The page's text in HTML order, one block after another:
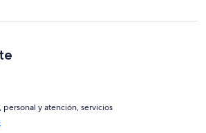
personal y atención, servicios